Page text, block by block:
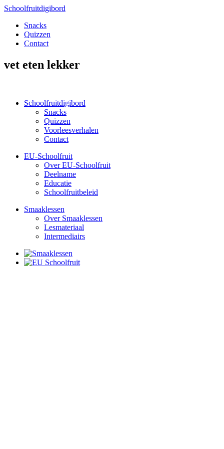
Schoolfruitdigibord
Snacks
Quizzen
Contact
vet eten lekker
Schoolfruitdigibord
Snacks
Quizzen
Voorleesverhalen
Contact
EU-Schoolfruit
Over EU-Schoolfruit
Deelname
Educatie
Schoolfruitbeleid
Smaaklessen
Over Smaaklessen
Lesmateriaal
Intermediairs